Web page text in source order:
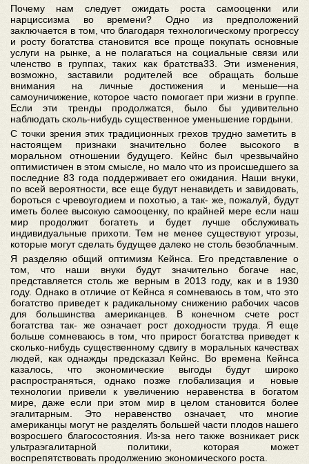
Почему нам следует ожидать роста самооценки или
нарциссизма во времени? Одно из предположений
заключается в том, что благодаря технологическому прогрессу
и росту богатства становится все проще покупать основные
услуги на рынке, а не полагаться на социальные связи или
членство в группах, таких как братства33. Эти изменения,
возможно, заставили родителей все обращать больше
внимания на личные достижения и меньше—на
самоуничижение, которое часто помогает при жизни в группе.
Если эти тренды продолжатся, было бы удивительно
наблюдать сколь-нибудь существенное уменьшение гордыни.
С точки зрения этих традиционных грехов трудно заметить в
настоящем признаки значительно более высокого в
моральном отношении будущего. Кейнс был чрезвычайно
оптимистичен в этом смысле, но мало что из происшедшего за
последние 83 года поддерживает его ожидания. Наши внуки,
по всей вероятности, все еще будут ненавидеть и завидовать,
бороться с чревоугодием и похотью, а так- же, пожалуй, будут
иметь более высокую самооценку, по крайней мере если наш
мир продолжит богатеть и будет лучше обслуживать
индивидуальные прихоти. Тем не менее существуют угрозы,
которые могут сделать будущее далеко не столь безоблачным.
Я разделяю общий оптимизм Кейнса. Его представление о
том, что наши внуки будут значительно богаче нас,
представляется столь же верным в 2013 году, как и в 1930
году. Однако в отличие от Кейнса я сомневаюсь в том, что это
богатство приведет к радикальному снижению рабочих часов
для большинства американцев. В конечном счете рост
богатства так- же означает рост доходности труда. Я еще
больше сомневаюсь в том, что прирост богатства приведет к
сколько-нибудь существенному сдвигу в моральных качествах
людей, как однажды предсказал Кейнс. Во времена Кейнса
казалось, что экономические выгоды будут широко
распространяться, однако позже глобализация и новые
технологии привели к увеличению неравенства в богатом
мире, даже если при этом мир в целом становится более
эгалитарным. Это неравенство означает, что многие
американцы могут не разделять большей части плодов нашего
возросшего благосостояния. Из-за него также возникает риск
ультраэгалитарной политики, которая может
воспрепятствовать продолжению экономического роста.